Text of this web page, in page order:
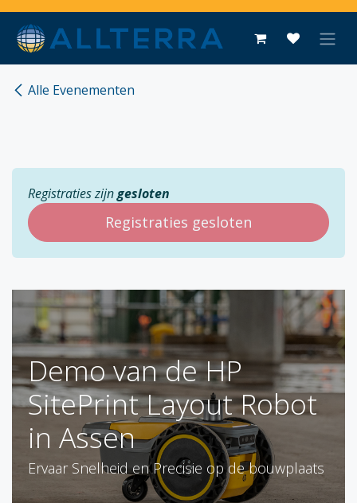
Overslaan naar inhoud
Alle Evenementen
Registraties zijngesloten
Registraties gesloten
Demo van de HP
SitePrint Layout Robot
in Assen
Ervaar Snelheid en Precisie op de bouwplaats